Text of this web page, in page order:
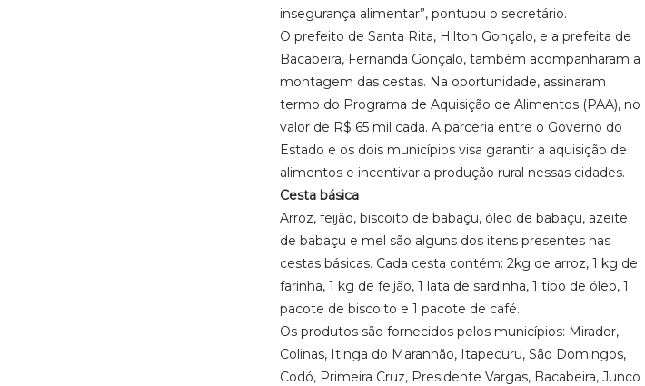
insegurança alimentar”, pontuou o secretário.
O prefeito de Santa Rita, Hilton Gonçalo, e a prefeita de
Bacabeira, Fernanda Gonçalo, também acompanharam a
montagem das cestas. Na oportunidade, assinaram
termo do Programa de Aquisição de Alimentos (PAA), no
valor de R$ 65 mil cada. A parceria entre o Governo do
Estado e os dois municípios visa garantir a aquisição de
alimentos e incentivar a produção rural nessas cidades.
Cesta básica
Arroz, feijão, biscoito de babaçu, óleo de babaçu, azeite
de babaçu e mel são alguns dos itens presentes nas
cestas básicas. Cada cesta contém: 2kg de arroz, 1 kg de
farinha, 1 kg de feijão, 1 lata de sardinha, 1 tipo de óleo, 1
pacote de biscoito e 1 pacote de café.
Os produtos são fornecidos pelos municípios: Mirador,
Colinas, Itinga do Maranhão, Itapecuru, São Domingos,
Codó, Primeira Cruz, Presidente Vargas, Bacabeira, Junco